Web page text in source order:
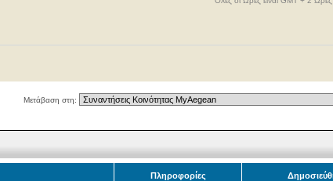
Μετάβαση στη:
Πληροφορίες